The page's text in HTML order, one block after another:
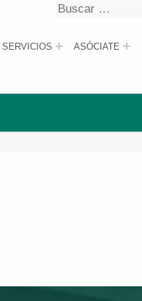
SERVICIOS ASÓCIATE
Buscar